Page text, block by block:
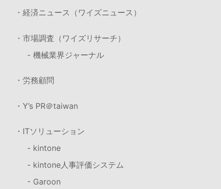
・経済ニュース（ワイズニュース）
・市場調査（ワイズリサーチ）
- 機械業界ジャーナル
・労務顧問
・Y’s PR＠taiwan
・ITソリューション
- kintone
- kintone人事評価システム
- Garoon